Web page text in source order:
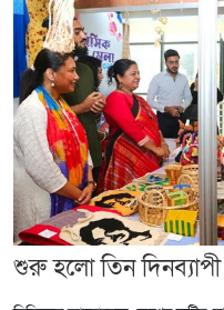
শুরু হলো তিন